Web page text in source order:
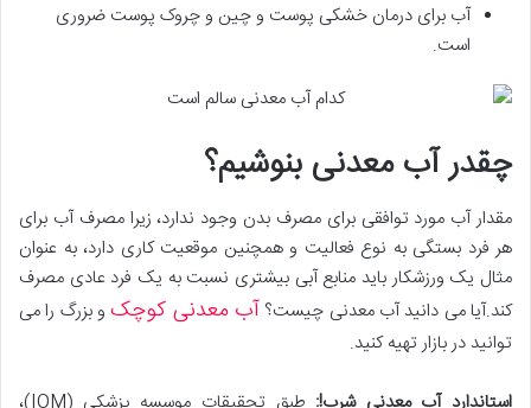
آب برای درمان خشکی پوست و چین و چروک پوست ضروری
است.
چقدر آب معدنی بنوشیم؟
مقدار آب مورد توافقی برای مصرف بدن وجود ندارد، زیرا مصرف آب برای
هر فرد بستگی به نوع فعالیت و همچنین موقعیت کاری دارد، به عنوان
مثال یک ورزشکار باید منابع آبی بیشتری نسبت به یک فرد عادی مصرف
کند.آیا می دانید آب معدنی چیست؟ آب معدنی کوچکو بزرگ را می
توانید در بازار تهیه کنید.
استاندارد آب معدنی شرب!:
طبق تحقیقات موسسه پزشکی (IOM)،